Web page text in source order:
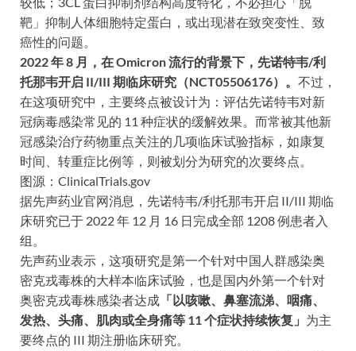
靶」抑制人体细胞特定蛋白，或出现潜在致突变性、致
癌性的问题。
2022 年 8 月，在 Omicron 流行的背景下，先诺特韦/利
托那韦开启 II/III 期临床研究（NCT05506176）。 不过，
在这项研究中，主要终点被设计为：评估先诺特韦对新
冠病毒感染常见的 11 种症状的缓解效果。而常被其他新
冠感染治疗药物重点关注的几项临床试验指标，如康复
时间、转重症比例等，则被划分为研究的次要终点。
图源：ClinicalTrials.gov
据先声药业官网消息，先诺特韦/利托那韦开启 II/III 期临
床研究已于 2022 年 12 月 16 日完成全部 1208 例患者入
组。
先声药业表示，这项研究是第一个针对中国人群感染奥
密克戎毒株的大样本临床试验，也是国内外第一个针对
奥密克戎毒株感染者达成 「以咳嗽、鼻塞流涕、咽痛、
发热、头痛、肌肉或全身痛等 11 个症状持续恢复」 为主
要终点的 III 期注册临床研究。